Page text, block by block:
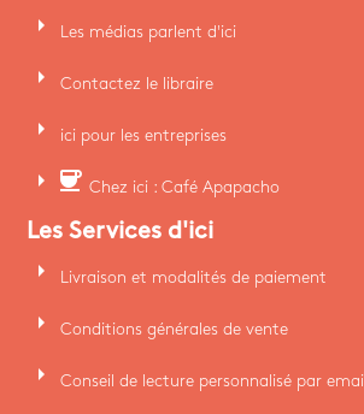
arrow_right Les médias parlent d'ici
arrow_right Contactez le libraire
arrow_right ici pour les entreprises
arrow_right coffee Chez ici : Café Apapacho
Les Services d'ici
arrow_right Livraison et modalités de paiement
arrow_right Conditions générales de vente
arrow_right Conseil de lecture personnalisé par email